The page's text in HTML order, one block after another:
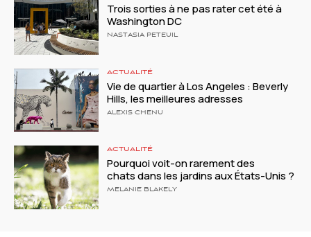
Trois sorties à ne pas rater cet été à
Washington DC
NASTASIA PETEUIL
ACTUALITÉ
Vie de quartier à Los Angeles : Beverly
Hills, les meilleures adresses
ALEXIS CHENU
ACTUALITÉ
Pourquoi voit-on rarement des
chats dans les jardins aux États-Unis ?
MELANIE BLAKELY